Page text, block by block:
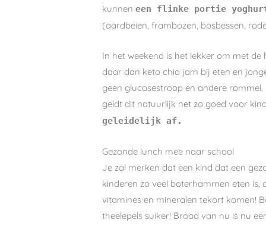
kunneneen flinke portie
(aardbeien, frambozen, bosbessen,
In het weekend is het lekker om met
daar dan keto chia jam bij eten en
geen glucosestroop en andere
geldt dit natuurlijk net zo goed voor
geleidelijk af.
Gezonde lunch mee naar school
Je zal merken dat een kind dat een
kinderen zo veel boterhammen eten
vitamines en mineralen tekort komen!
theelepels suiker! Brood van nu is nu